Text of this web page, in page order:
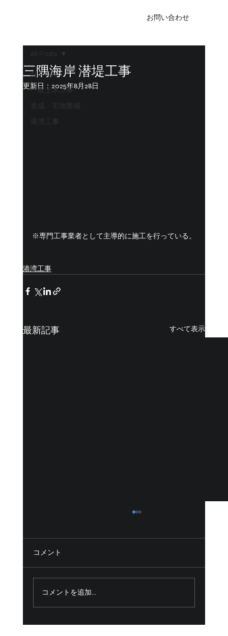
お問い合わせ
All Posts
一般土木工事
造成・宅地整備
港湾工事
All Posts
三隅海岸 潜堤工事
更新日： 2025年8月28日
※専門工事業者として主導的に施工を行っている。
港湾工事
最新記事 すべて表示
尾原ダム浚渫
コメント
コメントを追加…